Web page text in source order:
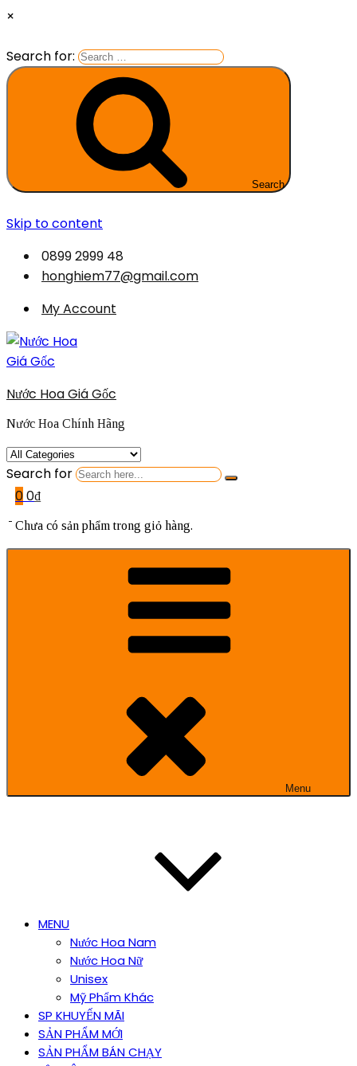
×
Search for:
Search
Skip to content
0899 2999 48
honghiem77@gmail.com
My Account
Nước Hoa Giá Gốc
Nước Hoa Chính Hãng
Search for
00₫
Chưa có sản phẩm trong giỏ hàng.
Menu
MENU
Nước Hoa Nam
Nước Hoa Nữ
Unisex
Mỹ Phẩm Khác
SP KHUYẾN MÃI
SẢN PHẨM MỚI
SẢN PHẨM BÁN CHẠY